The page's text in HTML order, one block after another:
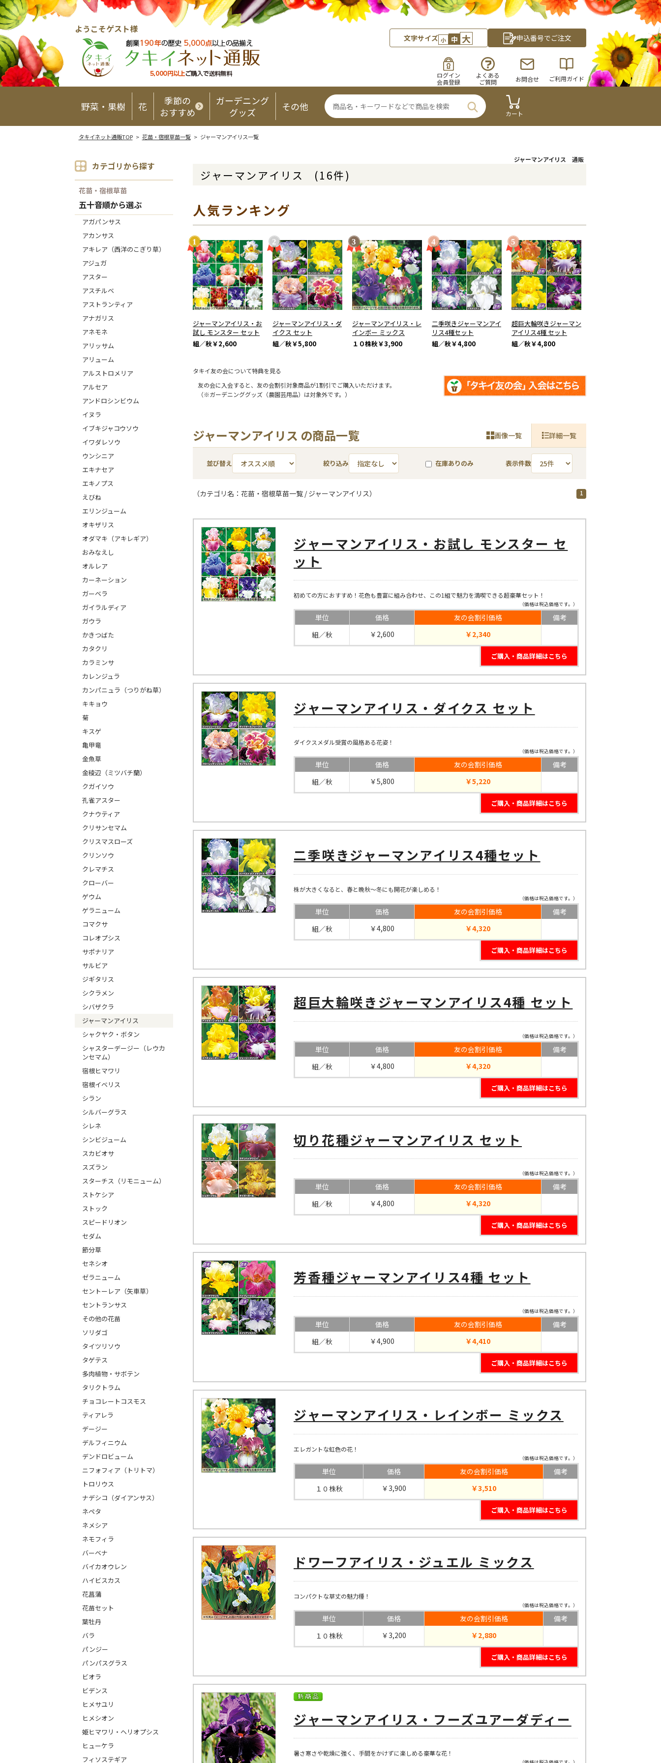
ようこそゲスト様
文字サイズ 小 中 大 申込番号でご注文
ログイン
会員登録
よくある
ご質問
お問合せ ご利用ガイド
野菜・果樹 花
季節の
おすすめ
ガーデニング
グッズ
その他
カート
タキイネット通販TOP> 花苗・宿根草苗一覧> ジャーマンアイリス一覧
カテゴリから探す
花苗・宿根草苗
五十音順から選ぶ
アガパンサス
アカンサス
アキレア（西洋のこぎり草）
アジュガ
アスター
アスチルベ
アストランティア
アナガリス
アネモネ
アリッサム
アリューム
アルストロメリア
アルセア
アンドロシンビウム
イヌラ
イブキジャコウソウ
イワダレソウ
ウンシニア
エキナセア
エキノプス
えびね
エリンジューム
オキザリス
オダマキ（アキレギア）
おみなえし
オルレア
カーネーション
ガーベラ
ガイラルディア
ガウラ
かきつばた
カタクリ
カラミンサ
カレンジュラ
カンパニュラ（つりがね草）
キキョウ
菊
キスゲ
亀甲竜
金魚草
金稜辺（ミツバチ蘭）
クガイソウ
孔雀アスター
クナウティア
クリサンセマム
クリスマスローズ
クリンソウ
クレマチス
クローバー
ゲウム
ゲラニューム
コマクサ
コレオプシス
サポナリア
サルビア
ジギタリス
シクラメン
シバザクラ
ジャーマンアイリス
シャクヤク・ボタン
シャスターデージー（レウカ
ンセマム）
宿根ヒマワリ
宿根イベリス
シラン
シルバーグラス
シレネ
シンビジューム
スカビオサ
スズラン
スターチス（リモニューム）
ストケシア
ストック
スピードリオン
セダム
節分草
セネシオ
ゼラニューム
セントーレア（矢車草）
セントランサス
その他の花苗
ソリダゴ
タイツリソウ
タゲテス
多肉植物・サボテン
タリクトラム
チョコレートコスモス
ティアレラ
デージー
デルフィニウム
デンドロビューム
ニフォフィア（トリトマ）
トロリウス
ナデシコ（ダイアンサス）
ネペタ
ネメシア
ネモフィラ
バーベナ
バイカオウレン
ハイビスカス
花菖蒲
花苗セット
葉牡丹
バラ
パンジー
パンパスグラス
ビオラ
ビデンス
ヒメサユリ
ヒメシオン
姫ヒマワリ・ヘリオプシス
ヒューケラ
フィソステギア
ジャーマンアイリス 通販
ジャーマンアイリス (16件)
人気ランキング
ジャーマンアイリス・お
試し モンスター セット
組／秋￥2,600
ジャーマンアイリス・ダ
イクス セット
組／秋￥5,800
ジャーマンアイリス・レ
インボー ミックス
１０株秋￥3,900
二季咲きジャーマンアイ
リス4種セット
組／秋￥4,800
超巨大輪咲きジャーマン
アイリス4種 セット
組／秋￥4,800
タキイ友の会について特典を見る
友の会に入会すると、友の会割引対象商品が1割引でご購入いただけます。
（※ガーデニンググッズ（農園芸用品）は対象外です。）
ジャーマンアイリス の商品一覧 画像一覧 詳細一覧
並び替え 絞り込み 在庫ありのみ 表示件数
（カテゴリ名：花苗・宿根草苗一覧 / ジャーマンアイリス） 1
ジャーマンアイリス・お試し モンスター セ
ット
初めての方におすすめ！花色も豊富に組み合わせ、この1組で魅力を満喫できる超豪華セット！
（価格は税込価格です。）
単位 価格 友の会割引価格
備考
組／秋
￥2,600 ￥2,340
ご購入・商品詳細はこちら
ジャーマンアイリス・ダイクス セット
ダイクスメダル受賞の風格ある花姿！
（価格は税込価格です。）
単位 価格 友の会割引価格
備考
組／秋
￥5,800 ￥5,220
ご購入・商品詳細はこちら
二季咲きジャーマンアイリス4種セット
株が大きくなると、春と晩秋～冬にも開花が楽しめる！
（価格は税込価格です。）
単位 価格 友の会割引価格
備考
組／秋
￥4,800 ￥4,320
ご購入・商品詳細はこちら
超巨大輪咲きジャーマンアイリス4種 セット
（価格は税込価格です。）
単位 価格 友の会割引価格
備考
組／秋
￥4,800 ￥4,320
ご購入・商品詳細はこちら
切り花種ジャーマンアイリス セット
（価格は税込価格です。）
単位 価格 友の会割引価格
備考
組／秋
￥4,800 ￥4,320
ご購入・商品詳細はこちら
芳香種ジャーマンアイリス4種 セット
（価格は税込価格です。）
単位 価格 友の会割引価格
備考
組／秋
￥4,900 ￥4,410
ご購入・商品詳細はこちら
ジャーマンアイリス・レインボー ミックス
エレガントな虹色の花！
（価格は税込価格です。）
単位 価格 友の会割引価格
備考
１０株秋
￥3,900 ￥3,510
ご購入・商品詳細はこちら
ドワーフアイリス・ジュエル ミックス
コンパクトな草丈の魅力種！
（価格は税込価格です。）
単位 価格 友の会割引価格
備考
１０株秋
￥3,200 ￥2,880
ご購入・商品詳細はこちら
ジャーマンアイリス・フーズユアーダディー
暑さ寒さや乾燥に強く、手間をかけずに楽しめる豪華な花！